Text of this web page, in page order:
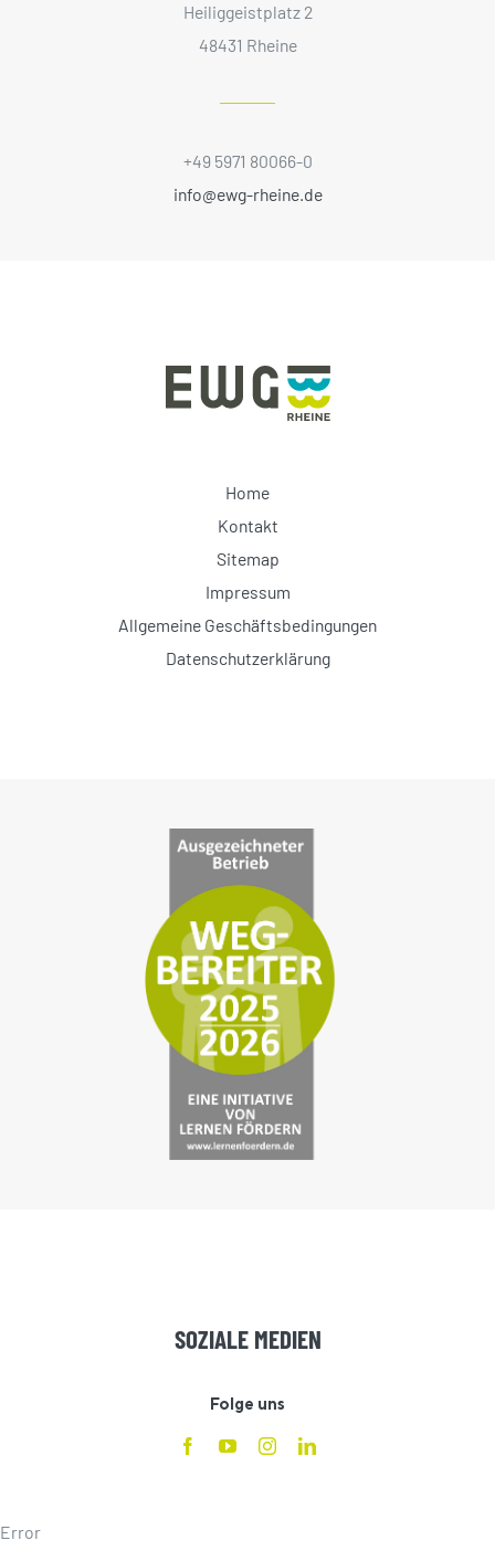
Heiliggeistplatz 2
48431 Rheine
+49 5971 80066-0
info@ewg-rheine.de
Home
Kontakt
Sitemap
Impressum
Allgemeine Geschäftsbedingungen
Datenschutzerklärung
SOZIALE MEDIEN
Folge uns
Error